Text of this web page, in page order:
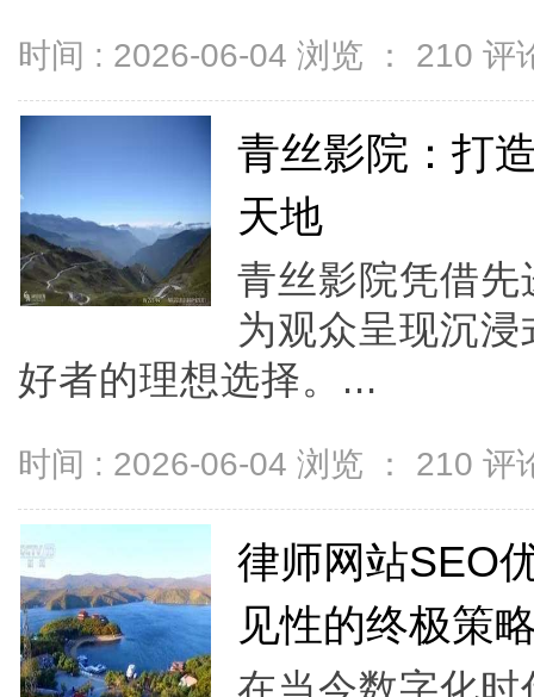
时间 : 2026-06-04 浏览 ： 210 评
青丝影院：打
天地
青丝影院凭借
为观众呈现沉
好者的理想选择。...
时间 : 2026-06-04 浏览 ： 210 评
律师网站SEO
见性的终极策